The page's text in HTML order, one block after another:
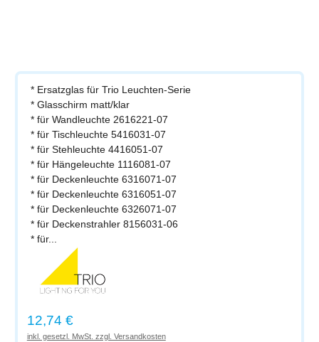
* Ersatzglas für Trio Leuchten-Serie
* Glasschirm matt/klar
* für Wandleuchte 2616221-07
* für Tischleuchte 5416031-07
* für Stehleuchte 4416051-07
* für Hängeleuchte 1116081-07
* für Deckenleuchte 6316071-07
* für Deckenleuchte 6316051-07
* für Deckenleuchte 6326071-07
* für Deckenstrahler 8156031-06
* für...
Regulärer Preis:
12,74 €
inkl. gesetzl. MwSt. zzgl. Versandkosten